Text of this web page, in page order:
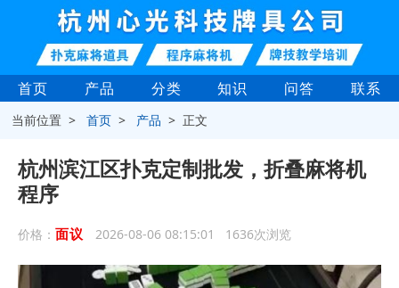
首页 产品 分类 知识 问答 联系
当前位置 >首页 > 产品 > 正文
杭州滨江区扑克定制批发，折叠麻将机
程序
价格： 面议 2026-08-06 08:15:01 1636次浏览